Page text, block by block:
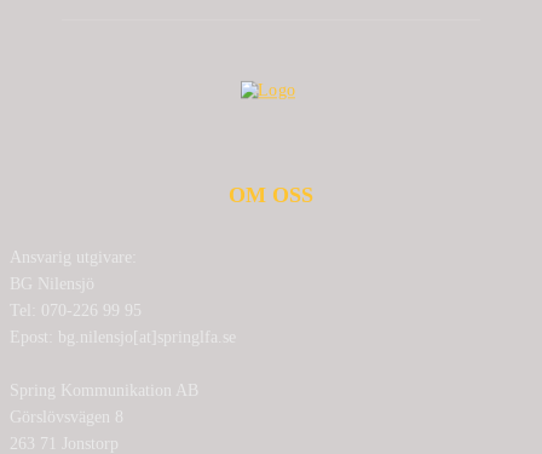
OM OSS
Ansvarig utgivare:
BG Nilensjö
Tel: 070-226 99 95
Epost: bg.nilensjo[at]springlfa.se
Spring Kommunikation AB
Görslövsvägen 8
263 71 Jonstorp